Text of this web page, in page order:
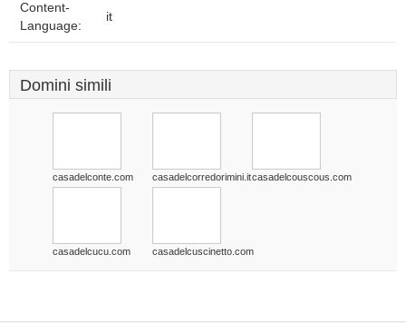
Content-
Language:
it
Domini simili
casadelconte.com casadelcorredorimini.itcasadelcouscous.com
casadelcucu.com casadelcuscinetto.com